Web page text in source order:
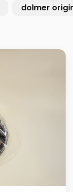
dolmer